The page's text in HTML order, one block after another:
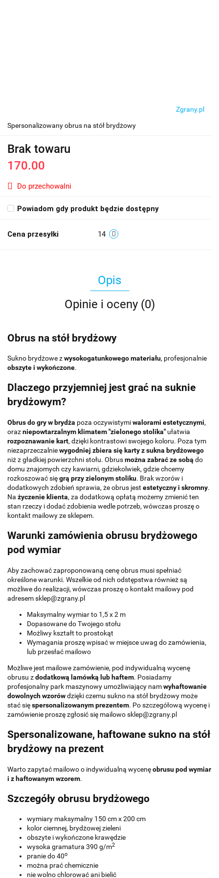
Zgrany.pl
Spersonalizowany obrus na stół brydżowy
Brak towaru
170.00
Do przechowalni
Powiadom gdy produkt będzie dostępny
Cena przesyłki 14
Opis
Opinie i oceny (0)
Obrus na stół brydżowy
Sukno brydżowe zwysokogatunkowego materiału, profesjonalnie
obszyte i wykończone.
Dlaczego przyjemniej jest grać na suknie
brydżowym?
Obrus do gry w brydża poza oczywistymiwalorami estetycznymi,
orazniepowtarzalnym klimatem "zielonego stolika" ułatwia
rozpoznawanie kart, dzięki kontrastowi swojego koloru. Poza tym
niezaprzeczalniewygodniej zbiera się karty z sukna brydżowego
niż z gładkiej powierzchni stołu. Obrusmożna zabrać ze sobą do
domu znajomych czy kawiarni, gdziekolwiek, gdzie chcemy
rozkoszować sięgrą przy zielonym stoliku. Brak wzorów i
dodatkowych zdobień sprawia, że obrus jest estetyczny i skromny.
Na życzenie klienta, za dodatkową opłatą możemy zmienić ten
stan rzeczy i dodać zdobienia wedle potrzeb, wówczas proszę o
kontakt mailowy ze sklepem.
Warunki zamówienia obrusu brydżowego
pod wymiar
Aby zachować zaproponowaną cenę obrus musi spełniać
określone warunki. Wszelkie od nich odstępstwa również są
możliwe do realizacji, wówczas proszę o kontakt mailowy pod
adresem sklep@zgrany.pl
Maksymalny wymiar to 1,5 x 2 m
Dopasowane do Twojego stołu
Możliwy kształt to prostokąt
Wymagania proszę wpisać w miejsce uwag do zamówienia,
lub przesłać mailowo
Możliwe jest mailowe zamówienie, pod indywidualną wycenę
obrusu zdodatkową lamówką lub haftem. Posiadamy
profesjonalny park maszynowy umożliwiający namwyhaftowanie
dowolnych wzorówdzięki czemu sukno na stół brydżowy może
stać sięspersonalizowanym prezentem. Po szczegółową wycenę i
zamówienie proszę zgłosić się mailowo sklep@zgrany.pl
Spersonalizowane, haftowane sukno na stół
brydżowy na prezent
Warto zapytać mailowo o indywidualną wycenęobrusu pod wymiar
i z haftowanym wzorem.
Szczegóły obrusu brydżowego
wymiary maksymalny 150 cm x 200 cm
kolor ciemnej, brydżowej zieleni
obszyte i wykończone krawędzie
wysoka gramatura 390 g/m2
pranie do 40o
można prać chemicznie
nie wolno chlorować ani bielić